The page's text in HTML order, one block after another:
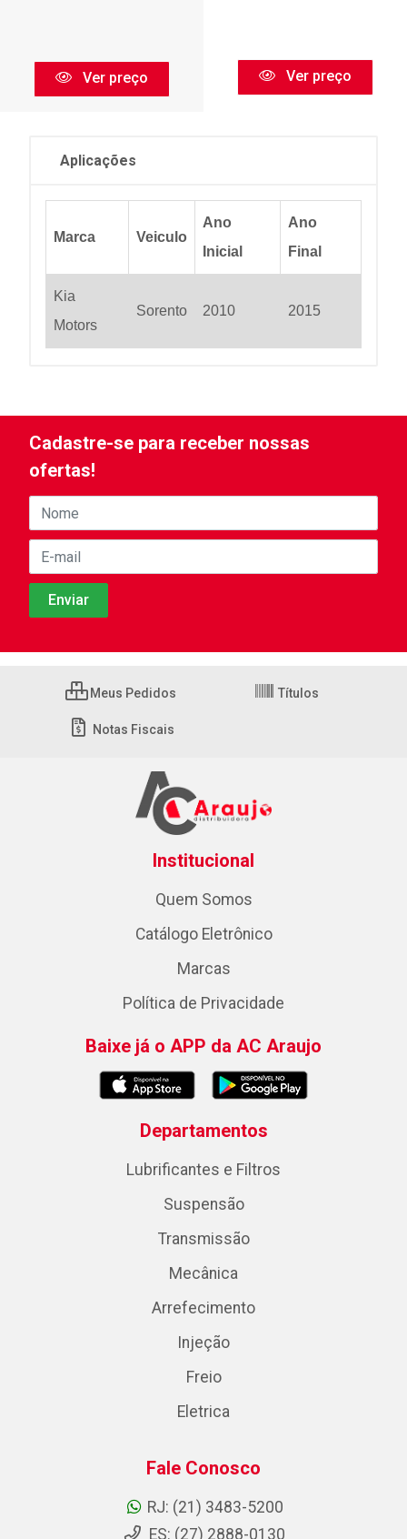
Ver preço Ver preço
Aplicações
Marca Veiculo
Ano
Inicial
Ano
Final
Kia
Motors
Sorento 2010 2015
Cadastre-se para receber nossas
ofertas!
Meus Pedidos Títulos
Notas Fiscais
Institucional
Quem Somos
Catálogo Eletrônico
Marcas
Política de Privacidade
Baixe já o APP da AC Araujo
Departamentos
Lubrificantes e Filtros
Suspensão
Transmissão
Mecânica
Arrefecimento
Injeção
Freio
Eletrica
Fale Conosco
RJ: (21) 3483-5200
ES: (27) 2888-0130